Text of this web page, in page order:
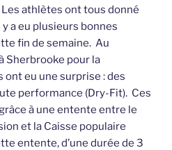
athlètes ont tous donné
a eu plusieurs bonnes
fin de semaine. Au
Sherbrooke pour la
eu une surprise : des
performance (Dry-Fit). Ces
à une entente entre le
et la Caisse populaire
entente, d’une durée de 3